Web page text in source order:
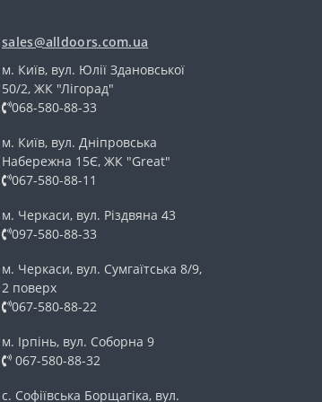
sales@alldoors.com.ua
м. Київ, вул. Юлії Здановської
50/2, ЖК "Лігорад"
068-580-88-33
м. Київ, вул. Дніпровська
Набережна 15Є, ЖК "Great"
067-580-88-11
м. Черкаси, вул. Різдвяна 43
097-580-88-33
м. Черкаси, вул. Сумгаїтська 8/9,
2 поверх
067-580-88-22
м. Ірпінь, вул. Соборна 9
067-580-88-32
с. Софіївська Борщагіка, вул.